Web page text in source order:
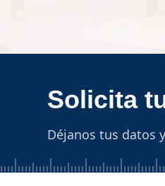
Solicita
Déjanos tus datos